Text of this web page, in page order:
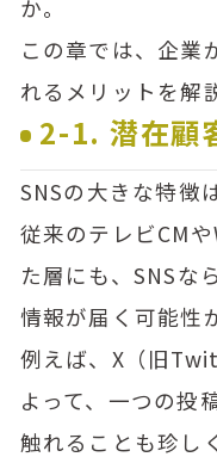
か。
この章では、企業
れるメリットを解
2-1. 潜在顧
SNSの大きな特徴は
従来のテレビCM
た層にも、SNSな
情報が届く可能性
例えば、X（旧
よって、一つの投
触れることも珍し